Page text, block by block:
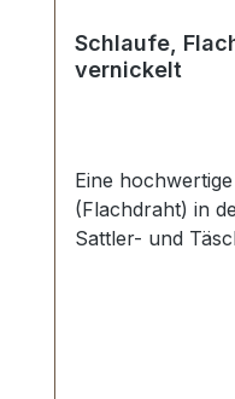
Schlaufe,
vernickelt
Eine
(Flachdraht) in
Sattler- und